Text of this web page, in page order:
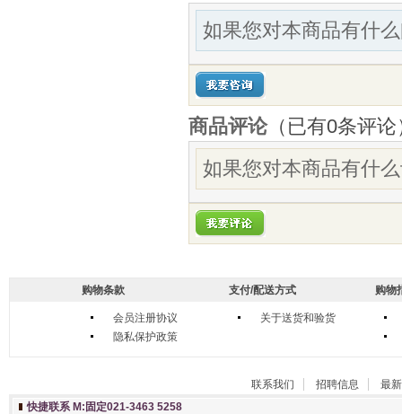
如果您对本商品有什
商品评论（已有0条评论
如果您对本商品有什
购物条款
会员注册协议
隐私保护政策
支付/配送方式
关于送货和验货
购物
联系我们 招聘信息
最
快捷联系 M:固定021-3463 5258